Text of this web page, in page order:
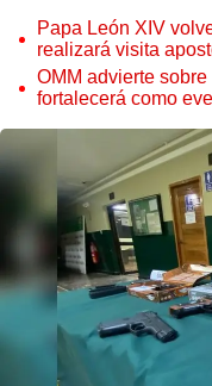
Papa León XIV
realizará visita
OMM advierte
fortalecerá como